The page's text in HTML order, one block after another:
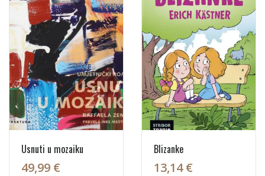
Usnuti u mozaiku
49,99 €
Blizanke
13,14 €